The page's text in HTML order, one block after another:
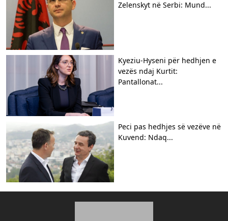
Zelenskyt në Serbi: Mund...
Kyeziu-Hyseni për hedhjen e
vezës ndaj Kurtit:
Pantallonat...
Peci pas hedhjes së vezëve në
Kuvend: Ndaq...